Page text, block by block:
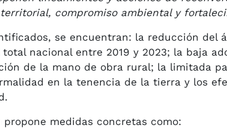
compromiso ambiental y
se encuentran: la reducción del
total nacional entre 2019 y 2023; la baja
de la mano de obra rural; la limitada
en la tenencia de la tierra y los
medidas concretas como: